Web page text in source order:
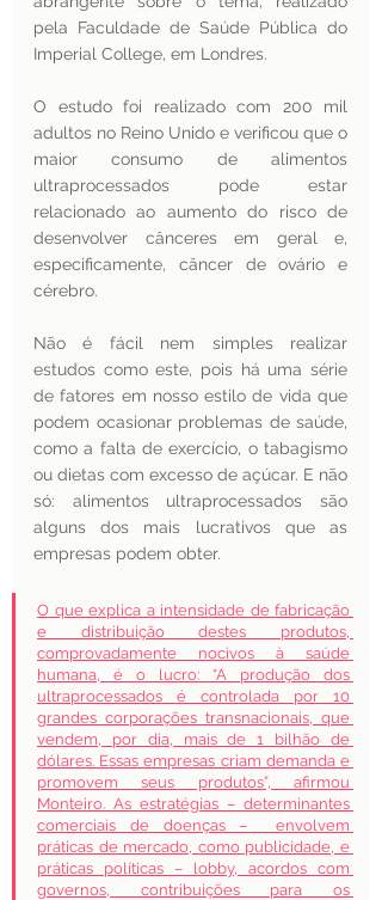
pela Faculdade de Saúde Pública do
Imperial College, em Londres.
O estudo foi realizado com 200 mil
adultos no Reino Unido e verificou que o
maior consumo de alimentos
ultraprocessados ​​pode estar
relacionado ao aumento do risco de
desenvolver cânceres em geral e,
especificamente, câncer de ovário e
cérebro.
Não é fácil nem simples realizar
estudos como este, pois há uma série
de fatores em nosso estilo de vida que
podem ocasionar problemas de saúde,
como a falta de exercício, o tabagismo
ou dietas com excesso de açúcar. E não
só: alimentos ultraprocessados ​​são
alguns dos mais lucrativos que as
empresas podem obter.
O que explica a intensidade de fabricação
e distribuição destes produtos,
comprovadamente nocivos à saúde
humana, é o lucro: “A produção dos
ultraprocessados é controlada por 10
grandes corporações transnacionais, que
vendem, por dia, mais de 1 bilhão de
dólares. Essas empresas criam demanda e
promovem seus produtos”, afirmou
Monteiro. As estratégias – determinantes
comerciais de doenças –  envolvem
práticas de mercado, como publicidade, e
práticas políticas – lobby, acordos com
governos, contribuições para os